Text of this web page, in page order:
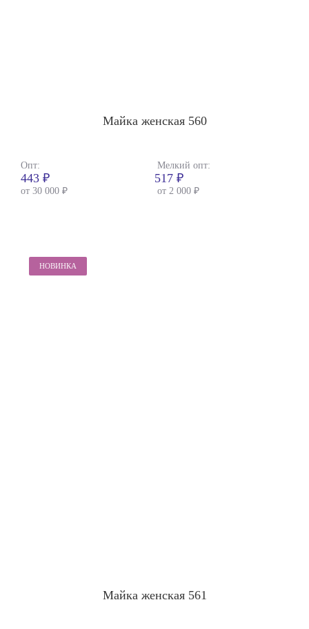
Майка женская 560
Опт: Мелкий опт:
443 ₽ 517 ₽
от 30 000 ₽ от 2 000 ₽
НОВИНКА
Майка женская 561